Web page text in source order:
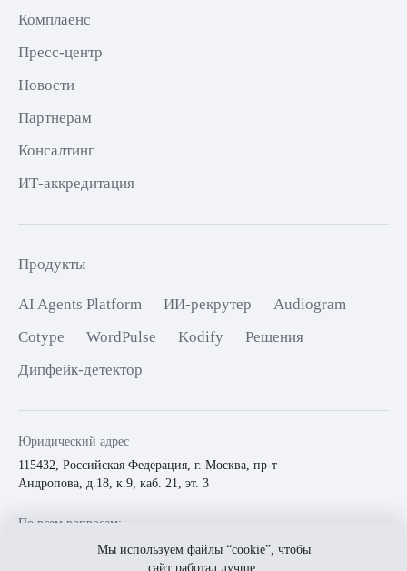
Комплаенс
Пресс-центр
Новости
Партнерам
Консалтинг
ИТ-аккредитация
Продукты
AI Agents Platform ИИ-рекрутер
Audiogram
Cotype
WordPulse Kodify
Решения
Дипфейк-детектор
Юридический адрес
115432, Российская Федерация, г. Москва, пр-т
Андропова, д.18, к.9, каб. 21, эт. 3
По всем вопросам:
Мы используем файлы “cookie”, чтобы
сайт работал лучше.